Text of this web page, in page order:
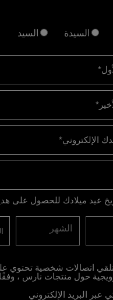
السيدة السيد
*
*
الإلكتروني*
عيد ميلادك للحصول على
الشهر
اتصالات شخصية تحتوي
حول منتجات نارس ، وفقًا
عبر البريد الإلكتروني